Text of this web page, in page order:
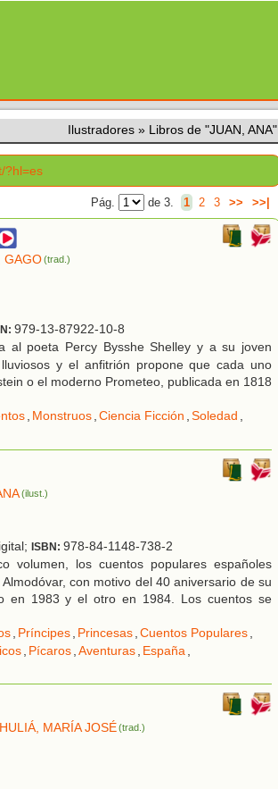
Ilustradores » Libros de "JUAN, ANA"
?hl=es
Pág. de 3. 1 2 3 >> >>|
GAGO (trad.)
979-13-87922-10-8
al poeta Percy Bysshe Shelley y a su joven
y el anfitrión propone que cada uno
o el moderno Prometeo, publicada en 1818
, Monstruos,Ciencia Ficción ,Soledad ,
(ilust.)
ISBN: 978-84-1148-738-2
los cuentos populares españoles
con motivo del 40 aniversario de su
en 1983 y el otro en 1984. Los cuentos se
, Príncipes, Princesas,Cuentos Populares,
, Pícaros,Aventuras, España,
MARÍA JOSÉ (trad.)